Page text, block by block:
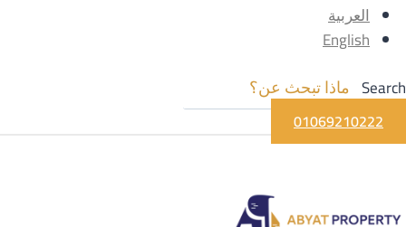
العربية
English
Search
01069210222